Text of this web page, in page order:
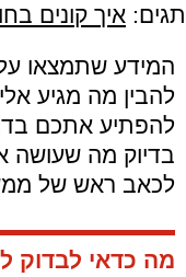
תגים: איך קונים
המידע שתמצאו
להבין מה מגיע
להפתיע אתכם
בדיוק מה שעושה
לכאב ראש של
מה כדאי לבדוק